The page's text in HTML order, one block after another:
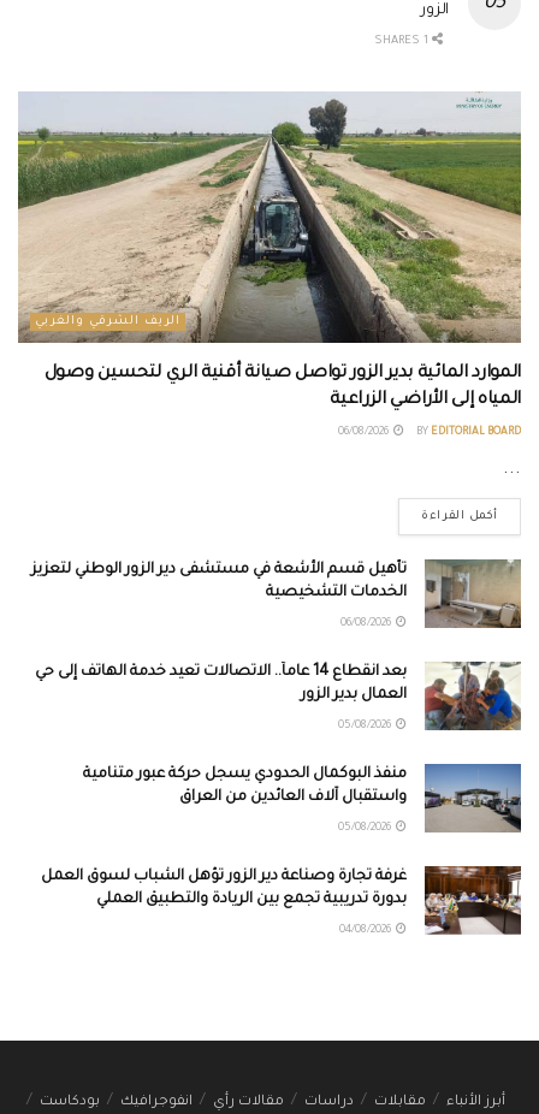
الزور
الريف الشرقي والغربي
الموارد المائية بدير الزور تواصل صيانة أقنية الري لتحسين وصول
المياه إلى الأراضي الزراعية
BY EDITORIAL BOARD
...
أكمل القراءة
تأهيل قسم الأشعة في مستشفى دير الزور الوطني لتعزيز
الخدمات التشخيصية
بعد انقطاع 14 عاماً.. الاتصالات تعيد خدمة الهاتف إلى حي
العمال بدير الزور
منفذ البوكمال الحدودي يسجل حركة عبور متنامية
واستقبال آلاف العائدين من العراق
غرفة تجارة وصناعة دير الزور تؤهل الشباب لسوق العمل
بدورة تدريبية تجمع بين الريادة والتطبيق العملي
أبرز الأنباء مقابلات دراسات مقالات رأي انفوجرافيك بودكاست